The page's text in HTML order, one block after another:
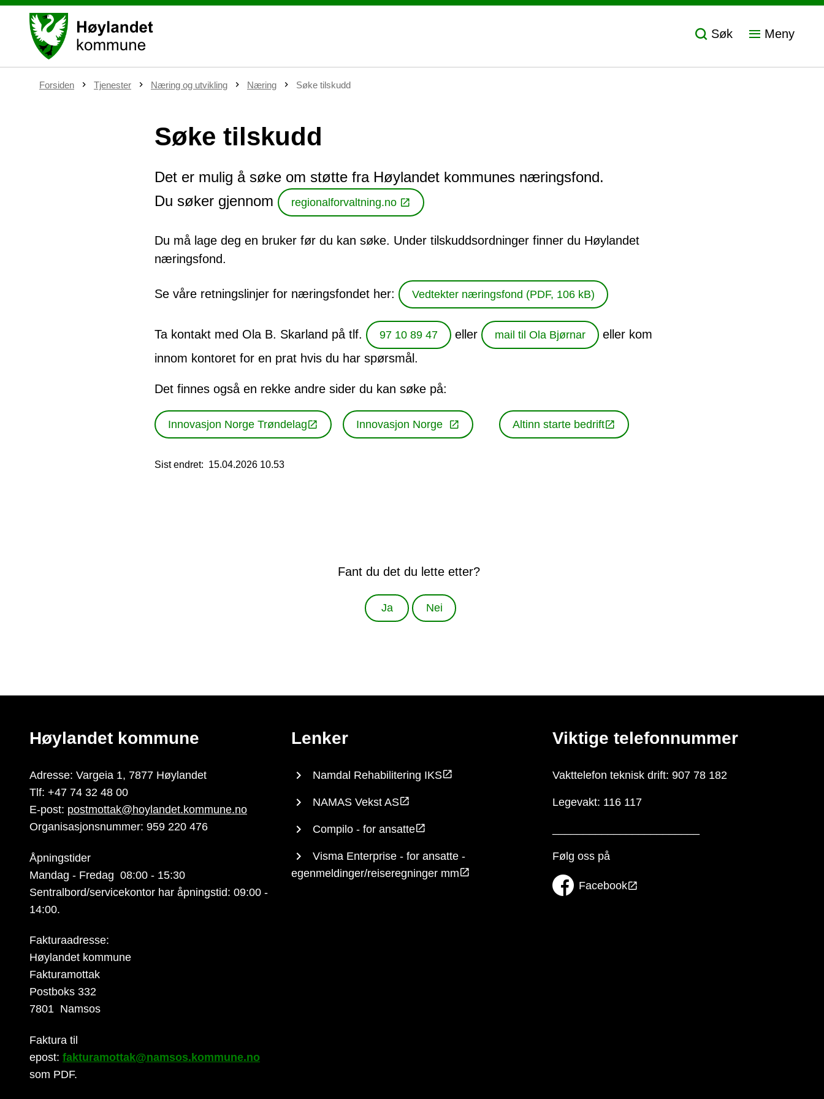
Søk Meny
D
Forsiden Tjenester Næring og utvikling Næring Søke tilskudd
Søke tilskudd
Det er mulig å søke om støtte fra Høylandet kommunes næringsfond.
Du søker gjennom
regionalforvaltning.no
Du må lage deg en bruker før du kan søke. Under tilskuddsordninger finner du Høylandet
næringsfond.
Se våre retningslinjer for næringsfondet her: Vedtekter næringsfond (PDF, 106 kB)
Ta kontakt med Ola B. Skarland på tlf. 97 10 89 47 eller mail til Ola Bjørnar
eller kom
innom kontoret for en prat hvis du har spørsmål.
Det finnes også en rekke andre sider du kan søke på:
Innovasjon Norge Trøndelag Innovasjon Norge Altinn starte bedrift
Sist endret 15.04.2026 10.53
Fant du det du lette etter?
Ja Nei
Høylandet kommune
Adresse: Vargeia 1, 7877 Høylandet
Tlf: +47 74 32 48 00
E-post: postmottak@hoylandet.kommune.no
Organisasjonsnummer: 959 220 476
Åpningstider
Mandag - Fredag 08:00 - 15:30
Sentralbord/servicekontor har åpningstid: 09:00 -
14:00.
Fakturaadresse:
Høylandet kommune
Fakturamottak
Postboks 332
7801 Namsos
Faktura til
epost: fakturamottak@namsos.kommune.no
som PDF.
Lenker
Namdal Rehabilitering IKS
NAMAS Vekst AS
Compilo - for ansatte
Visma Enterprise - for ansatte -
egenmeldinger/reiseregninger mm
Viktige telefonnummer
Vakttelefon teknisk drift: 907 78 182
Legevakt: 116 117
Følg oss på
Facebook